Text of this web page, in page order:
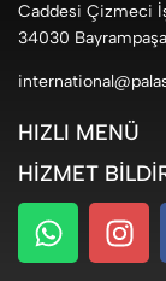
Caddesi Çizmeci
34030
HIZLI MENÜ
HIZMET